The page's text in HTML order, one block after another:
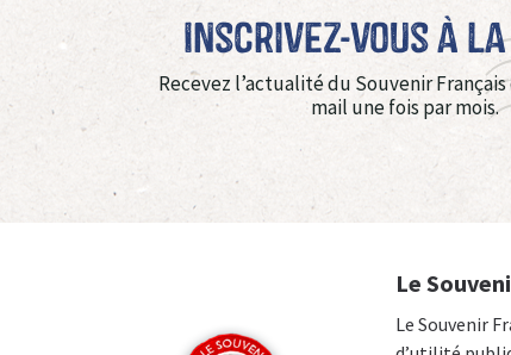
Inscrivez-vous à
Recevez l’actualité du Souvenir
mail une fois par mois.
Le
Le Souvenir